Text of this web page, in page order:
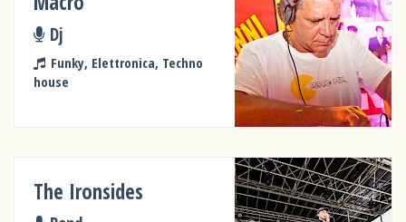
Dj
Funky, Elettronica, Techno
house
The Ironsides